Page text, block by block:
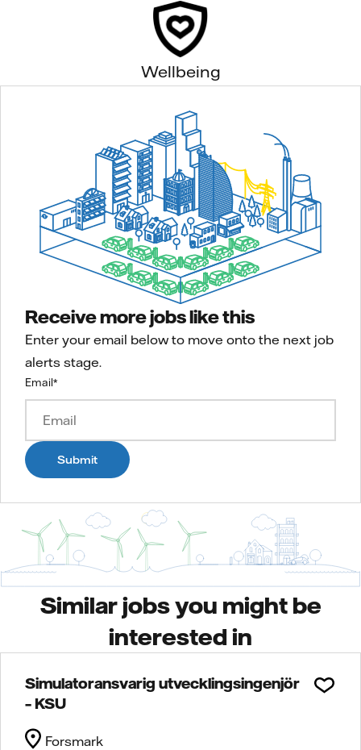
Wellbeing
Receive more jobs like this
Enter your email below to move onto the next job
alerts stage.
Email*
Submit
Similar jobs you might be
interested in
Simulatoransvarig utvecklingsingenjör
– KSU
Forsmark